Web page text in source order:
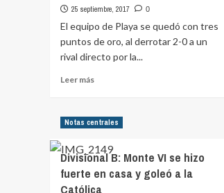
25 septiembre, 2017 0
El equipo de Playa se quedó con tres
puntos de oro, al derrotar 2-0 a un
rival directo por la...
Leer más
Divisional
A:
La
victoria
de
Notas centrales
Divisional B: Monte VI se hizo
fuerte en casa y goleó a la
Católica